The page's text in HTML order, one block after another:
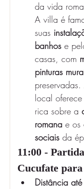
da vida
A villa é
suas
banhos e
casas, com
pinturas
local
rica sobre a
romana e os
sociais da
11:00 -
Cucufate
Distância até